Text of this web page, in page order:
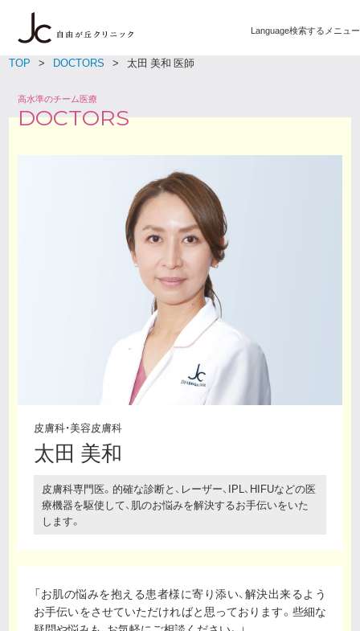
Language検索するメニュー
TOP DOCTORS 太田 美和 医師
高水準のチーム医療
DOCTORS
皮膚科・美容皮膚科
太田 美和
皮膚科専門医。的確な診断と、レーザー、IPL、HIFUなどの医
療機器を駆使して、肌のお悩みを解決するお手伝いをいた
します。
「お肌の悩みを抱える患者様に寄り添い、解決出来るよう
お手伝いをさせていただければと思っております。些細な